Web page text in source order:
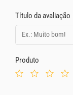
Título da avaliação
Produto